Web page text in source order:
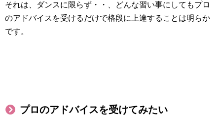
それは、ダンスに限らず・・、どんな習い事にしてもプロ
のアドバイスを受けるだけで格段に上達することは明らか
です。
プロのアドバイスを受けてみたい